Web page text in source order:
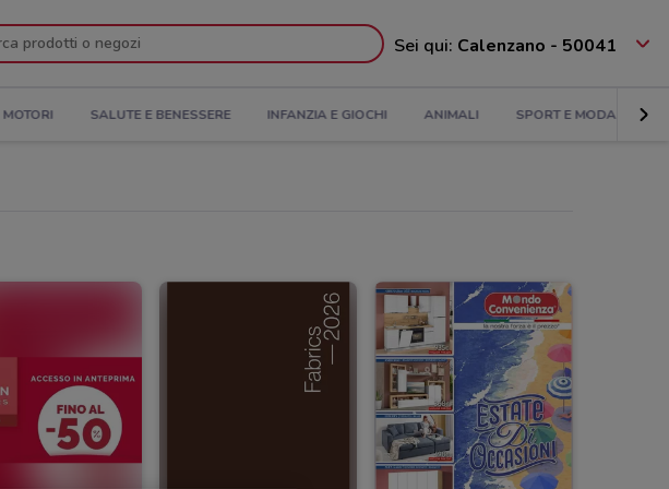
Sei qui: Calenzano - 50041
MOTORI SALUTE E BENESSERE INFANZIA E GIOCHI ANIMALI SPORT E MODA